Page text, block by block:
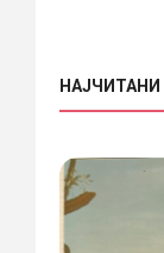
НАЈЧИТАНИ